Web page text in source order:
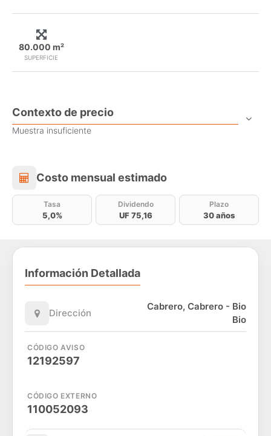
SUPERFICIE
80.000 m²
Contexto de precio
Muestra insuficiente
Costo mensual estimado
Costo mensual estimado
Tasa
5,0%
Dividendo
UF 75,16
Plazo
30 años
Información Detallada
Dirección
Cabrero, Cabrero - Bio
Bio
CÓDIGO AVISO
12192597
CÓDIGO EXTERNO
110052093